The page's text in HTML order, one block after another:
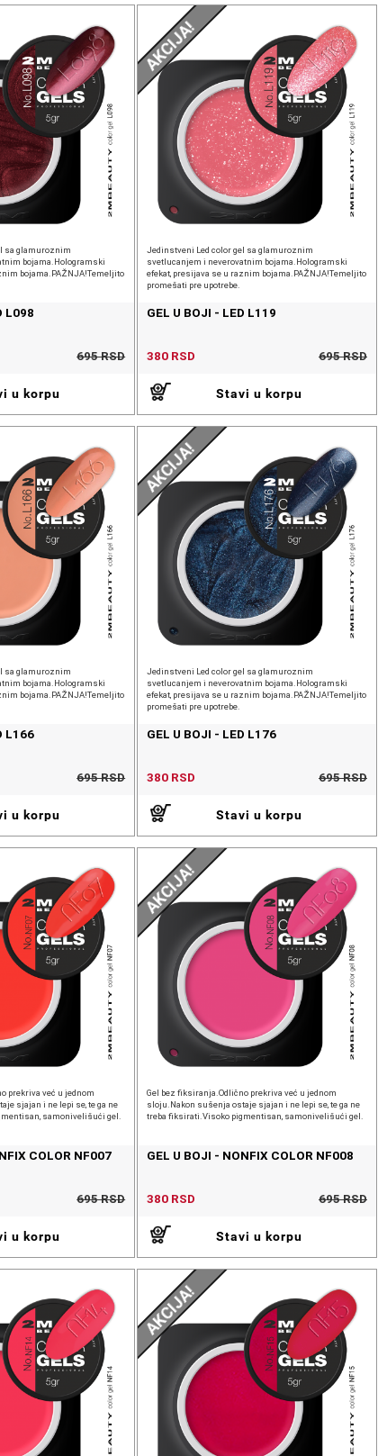
sa glamuroznim
bojama.Hologramski
bojama.PAŽNJA!Temeljito
L098
695 RSD
u korpu
AKCIJA!
Jedinstveni Led color gel sa glamuroznim
svetlucanjem i neverovatnim bojama.Hologramski
efekat, presijava se u raznim bojama.PAŽNJA!Temeljito
promešati pre upotrebe.
GEL U BOJI - LED L119
380 RSD 695 RSD
Stavi u korpu
sa glamuroznim
bojama.Hologramski
bojama.PAŽNJA!Temeljito
L166
695 RSD
u korpu
AKCIJA!
Jedinstveni Led color gel sa glamuroznim
svetlucanjem i neverovatnim bojama.Hologramski
efekat, presijava se u raznim bojama.PAŽNJA!Temeljito
promešati pre upotrebe.
GEL U BOJI - LED L176
380 RSD 695 RSD
Stavi u korpu
prekriva već u jednom
sjajan i ne lepi se, te ga ne
samonivelišući gel.
COLOR NF007
695 RSD
u korpu
AKCIJA!
Gel bez fiksiranja.Odlično prekriva već u jednom
sloju.Nakon sušenja ostaje sjajan i ne lepi se, te ga ne
treba fiksirati.Visoko pigmentisan, samonivelišući gel.
GEL U BOJI - NONFIX COLOR NF008
380 RSD 695 RSD
Stavi u korpu
AKCIJA!